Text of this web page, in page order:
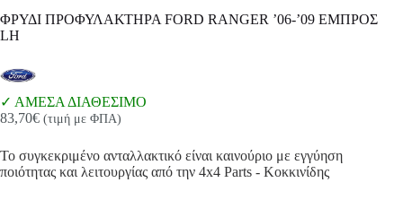
ΦΡΥΔΙ ΠΡΟΦΥΛΑΚΤΗΡΑ FORD RANGER ’06-’09 ΕΜΠΡΟΣ
LH
ΑΜΕΣΑ ΔΙΑΘΕΣΙΜΟ
83,70€ (τιμή με ΦΠΑ)
Το συγκεκριμένο ανταλλακτικό είναι καινούριο με εγγύηση
ποιότητας και λειτουργίας από την 4x4 Parts - Κοκκινίδης